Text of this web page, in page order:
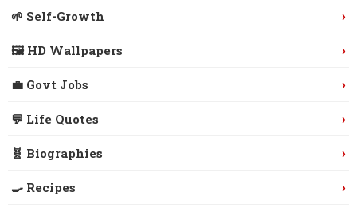
🌱 Self-Growth ›
🖼️ HD Wallpapers ›
💼 Govt Jobs ›
💬 Life Quotes ›
🧬 Biographies ›
🍳 Recipes ›